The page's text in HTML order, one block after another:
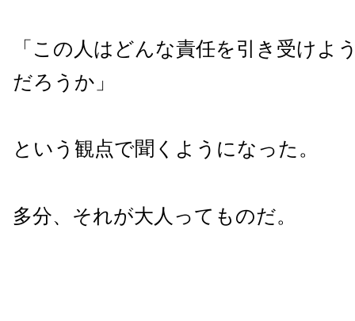
「この人はどんな責任を引き受けよ
だろうか」
という観点で聞くようになった。
多分、それが大人ってものだ。